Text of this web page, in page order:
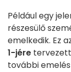
Például egy
részesülő
emelkedik. Ez
1-jére
további